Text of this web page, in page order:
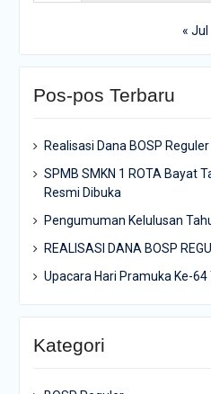
« Jul
Pos-pos Terbaru
Realisasi Dana BOSP
SPMB SMKN 1 ROTA Bayat
Resmi Dibuka
Pengumuman Kelulusan
REALISASI DANA BOSP
Upacara Hari Pramuka Ke-64
Kategori